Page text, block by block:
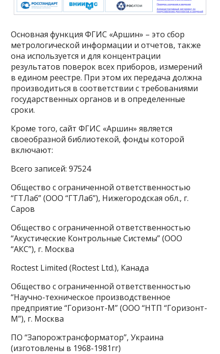
Основная функция ФГИС «Аршин» – это сбор
метрологической информации и отчетов, также
она используется и для концентрации
результатов поверок всех приборов, измерений
в едином реестре. При этом их передача должна
производиться в соответствии с требованиями
государственных органов и в определенные
сроки.
Кроме того, сайт ФГИС «Аршин» является
своеобразной библиотекой, фонды которой
включают:
Всего записей: 97524
Общество с ограниченной ответственностью
“ГТЛаб” (ООО “ГТЛаб”), Нижегородская обл., г.
Саров
Общество с ограниченной ответственностью
“Акустические Контрольные Системы” (ООО
“АКС”), г. Москва
Roctest Limited (Roctest Ltd.), Канада
Общество с ограниченной ответственностью
“Научно-техническое производственное
предприятие “Горизонт-М” (ООО “НТП “Горизонт-
М”), г. Москва
ПО “Запорожтрансформатор”, Украина
(изготовлены в 1968-1981гг)